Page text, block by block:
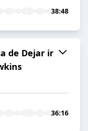
38:48
de Dejar ir
36:16